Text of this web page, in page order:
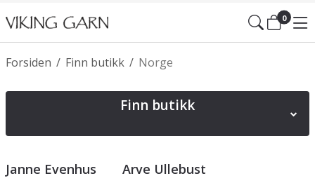
0
/
Forsiden /
Finn butikk Norge
Finn butikk
Janne Evenhus Arve Ullebust